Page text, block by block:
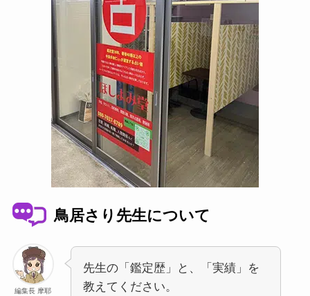
鳥居さり先生について
編集長 摩耶
先生の「鑑定歴」と、「実績」を
教えてください。